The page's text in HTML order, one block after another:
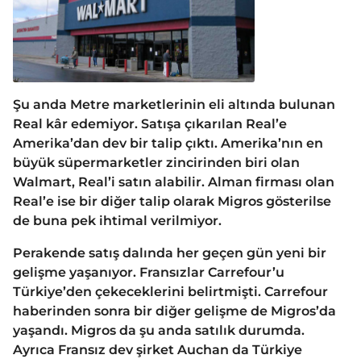
a
g
o
Şu anda Metre marketlerinin eli altında bulunan
Real kâr edemiyor. Satışa çıkarılan Real’e
Amerika’dan dev bir talip çıktı. Amerika’nın en
büyük süpermarketler zincirinden biri olan
Walmart, Real’i satın alabilir. Alman firması olan
Real’e ise bir diğer talip olarak Migros gösterilse
de buna pek ihtimal verilmiyor.
Perakende satış dalında her geçen gün yeni bir
gelişme yaşanıyor. Fransızlar Carrefour’u
Türkiye’den çekeceklerini belirtmişti. Carrefour
haberinden sonra bir diğer gelişme de Migros’da
yaşandı. Migros da şu anda satılık durumda.
Ayrıca Fransız dev şirket Auchan da Türkiye